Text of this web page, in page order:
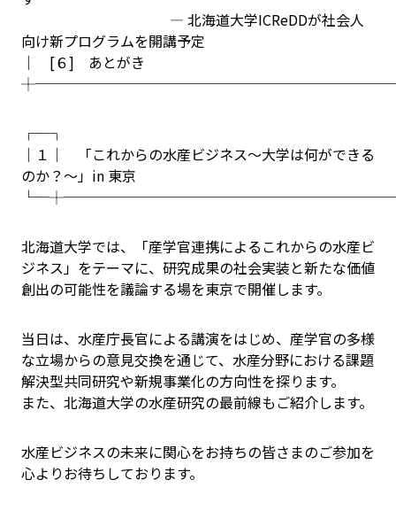
― 北海道大学ICReDDが社会人
向け新プログラムを開講予定
│ [６] あとがき
┌─┐
│１│ 「これからの水産ビジネス～大学は何ができる
のか？～」in 東京
北海道大学では、「産学官連携によるこれからの水産ビ
ジネス」をテーマに、研究成果の社会実装と新たな価値
創出の可能性を議論する場を東京で開催します。
当日は、水産庁長官による講演をはじめ、産学官の多様
な立場からの意見交換を通じて、水産分野における課題
解決型共同研究や新規事業化の方向性を探ります。
また、北海道大学の水産研究の最前線もご紹介します。
水産ビジネスの未来に関心をお持ちの皆さまのご参加を
心よりお待ちしております。